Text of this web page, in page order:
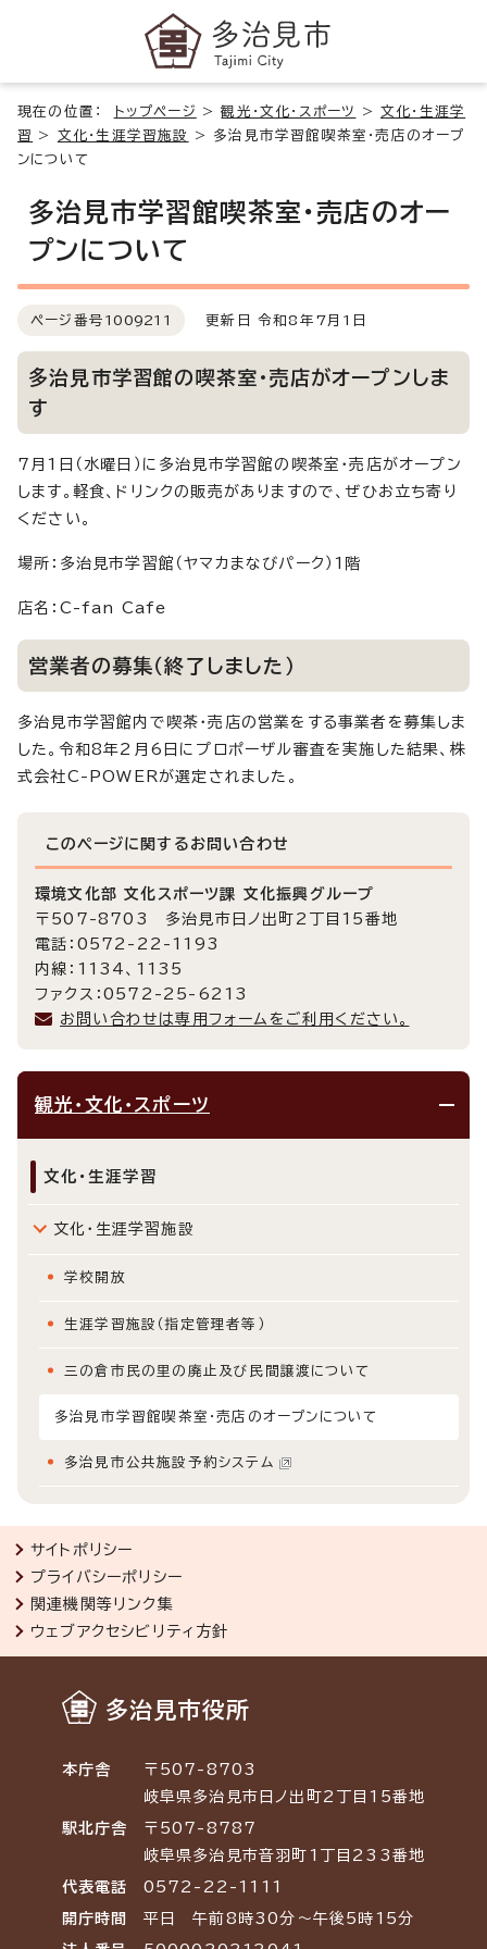
現在の位置： トップページ >観光・文化・スポーツ >文化・生涯学
習
> 文化・生涯学習施設 >多治見市学習館喫茶室・売店のオープ
ンについて
多治見市学習館喫茶室・売店のオー
プンについて
ページ番号 1009211 更新日 令和8年7月1日
多治見市学習館の喫茶室・売店がオープンしま
す
7月1日（水曜日）に多治見市学習館の喫茶室・売店がオープン
します。軽食、ドリンクの販売がありますので、ぜひお立ち寄り
ください。
場所：多治見市学習館（ヤマカまなびパーク）1階
店名：C-fan Cafe
営業者の募集（終了しました）
多治見市学習館内で喫茶・売店の営業をする事業者を募集しま
した。令和8年2月6日にプロポーザル審査を実施した結果、株
式会社C-POWERが選定されました。
このページに関する お問い合わせ
環境文化部 文化スポーツ課 文化振興グループ
〒507-8703 多治見市日ノ出町2丁目15番地
電話：0572-22-1193
内線：1134、1135
ファクス：0572-25-6213
お問い合わせは専用フォームをご利用ください。
観光・文化・スポーツ
文化・生涯学習
文化・生涯学習施設
学校開放
生涯学習施設（指定管理者等）
三の倉市民の里の廃止及び民間譲渡について
多治見市学習館喫茶室・売店のオープンについて
多治見市公共施設予約システム
サイトポリシー
プライバシーポリシー
関連機関等リンク集
ウェブアクセシビリティ方針
多治見市役所
本庁舎
〒507-8703
岐阜県多治見市日ノ出町2丁目15番地
駅北庁舎
〒507-8787
岐阜県多治見市音羽町1丁目233番地
代表電話 0572-22-1111
開庁時間 平日 午前8時30分～午後5時15分